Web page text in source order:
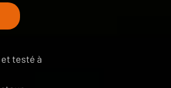
et testé à